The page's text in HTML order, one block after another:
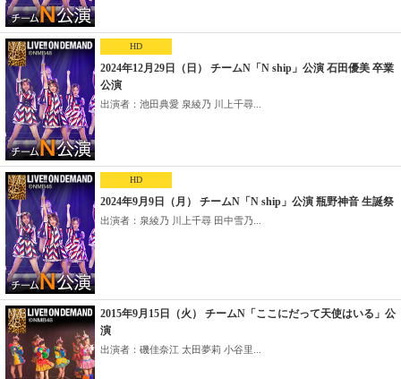
HD
2024年12月29日（日） チームN「N ship」公演 石田優美 卒業
公演
出演者：池田典愛 泉綾乃 川上千尋...
HD
2024年9月9日（月） チームN「N ship」公演 瓶野神音 生誕祭
出演者：泉綾乃 川上千尋 田中雪乃...
2015年9月15日（火） チームN「ここにだって天使はいる」公
演
出演者：磯佳奈江 太田夢莉 小谷里...